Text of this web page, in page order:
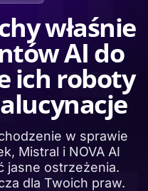
właśnie
AI do
ich roboty
w sprawie
Mistral i NOVA AI
jasne ostrzeżenia.
dla Twoich praw.